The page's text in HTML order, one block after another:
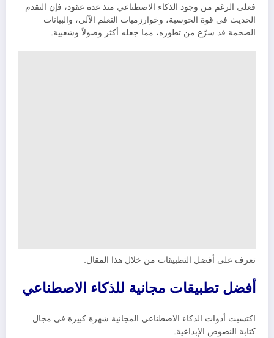
فعلى الرغم من وجود الذكاء الاصطناعي منذ عدة عقود، فإن التقدم
الحديث في قوة الحوسبة، وخوارزميات التعلم الآلي، والبيانات
الضخمة قد سرّع من تطوره، مما جعله أكثر وصولاً وشعبية.
تعرف على أفضل التطبيقات من خلال هذا المقال.
أفضل تطبيقات مجانية للذكاء الاصطناعي
اكتسبت أدوات الذكاء الاصطناعي المجانية شهرة كبيرة في مجال
كتابة النصوص الإبداعية.